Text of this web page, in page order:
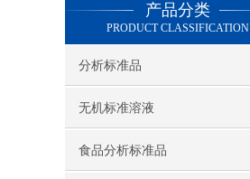
产品分类
PRODUCT CLASSIFICATION
分析标准品
无机标准溶液
食品分析标准品